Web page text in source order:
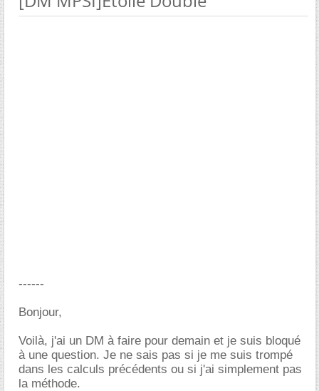
------
Bonjour,
Voilà, j'ai un DM à faire pour demain et je suis bloqué
à une question. Je ne sais pas si je me suis trompé
dans les calculs précédents ou si j'ai simplement pas
la méthode.